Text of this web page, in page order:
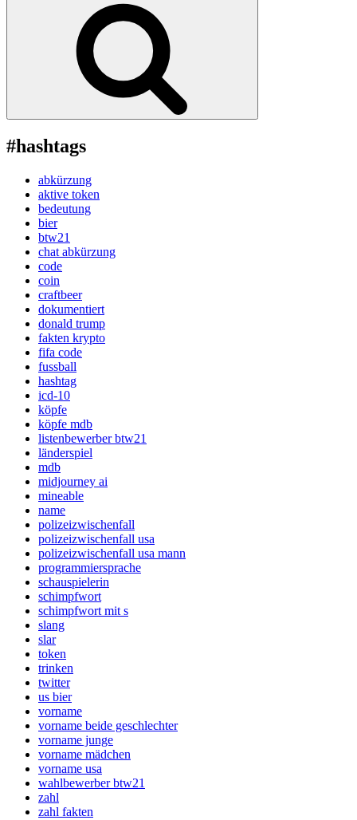
#hashtags
abkürzung
aktive token
bedeutung
bier
btw21
chat abkürzung
code
coin
craftbeer
dokumentiert
donald trump
fakten krypto
fifa code
fussball
hashtag
icd-10
köpfe
köpfe mdb
listenbewerber btw21
länderspiel
mdb
midjourney ai
mineable
name
polizeizwischenfall
polizeizwischenfall usa
polizeizwischenfall usa mann
programmiersprache
schauspielerin
schimpfwort
schimpfwort mit s
slang
slar
token
trinken
twitter
us bier
vorname
vorname beide geschlechter
vorname junge
vorname mädchen
vorname usa
wahlbewerber btw21
zahl
zahl fakten